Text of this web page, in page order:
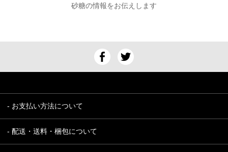
砂糖の情報をお伝えします
- お支払い方法について
- 配送・送料・梱包について